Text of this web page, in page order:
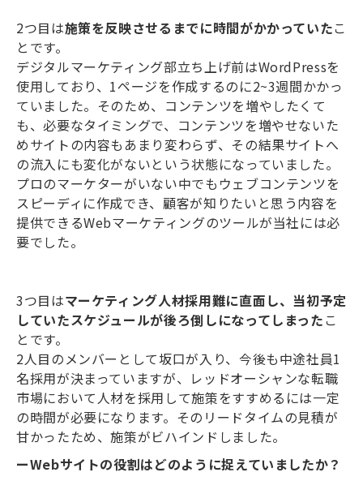
2つ目は施策を反映させるまでに時間がかかっていたこ
とです。
デジタルマーケティング部立ち上げ前はWordPressを
使用しており、1ページを作成するのに2~3週間かかっ
ていました。そのため、コンテンツを増やしたくて
も、必要なタイミングで、コンテンツを増やせないた
めサイトの内容もあまり変わらず、その結果サイトへ
の流入にも変化がないという状態になっていました。
プロのマーケターがいない中でもウェブコンテンツを
スピーディに作成でき、顧客が知りたいと思う内容を
提供できるWebマーケティングのツールが当社には必
要でした。
3つ目はマーケティング人材採用難に直面し、当初予定
していたスケジュールが後ろ倒しになってしまった こ
とです。
2人目のメンバーとして坂口が入り、今後も中途社員1
名採用が決まっていますが、レッドオーシャンな転職
市場において人材を採用して施策をすすめるには一定
の時間が必要になります。そのリードタイムの見積が
甘かったため、施策がビハインドしました。
ーWebサイトの役割はどのように捉えていましたか？